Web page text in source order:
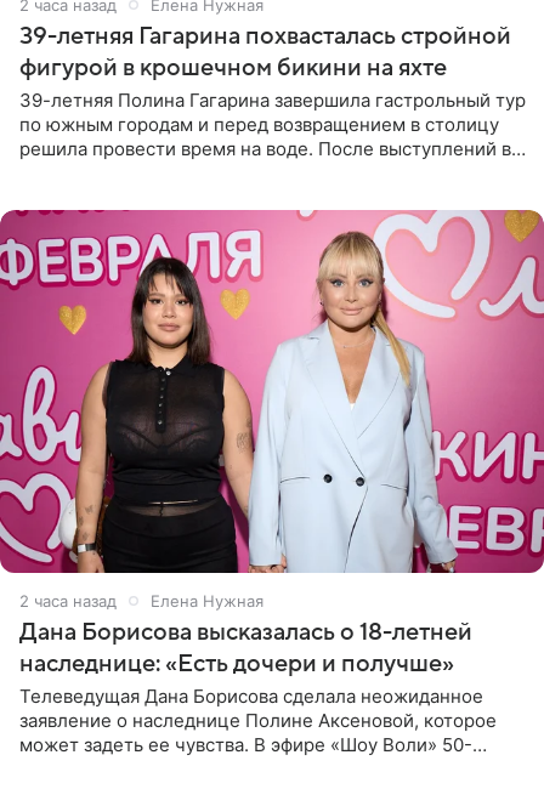
2 часа назад Елена Нужная
39-летняя Гагарина похвасталась стройной
фигурой в крошечном бикини на яхте
39-летняя Полина Гагарина завершила гастрольный тур
по южным городам и перед возвращением в столицу
решила провести время на воде. После выступлений в
2 часа назад Елена Нужная
Дана Борисова высказалась о 18-летней
наследнице: «Есть дочери и получше»
Телеведущая Дана Борисова сделала неожиданное
заявление о наследнице Полине Аксеновой, которое
может задеть ее чувства. В эфире «Шоу Воли» 50-